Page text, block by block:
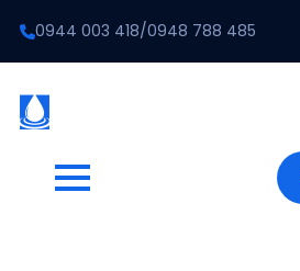
0944 003 418/0948 788 485